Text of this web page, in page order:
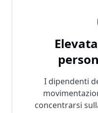
I dipendenti
concentrarsi